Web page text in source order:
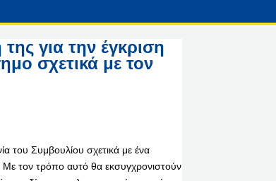
για την έγκριση
σχετικά με τον
του Συμβουλίου σχετικά με ένα
Με τον τρόπο αυτό θα εκσυγχρονιστούν